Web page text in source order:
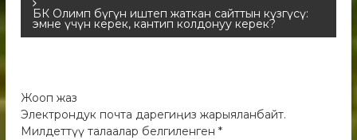
БК Олимп бүгүн иштеп жаткан сайттын күзгүсү:
эмне үчүн керек, кантип колдонуу керек?
Жооп жаз
Электрондук почта дарегиңиз жарыяланбайт.
Милдеттүү талаалар белгиленген*